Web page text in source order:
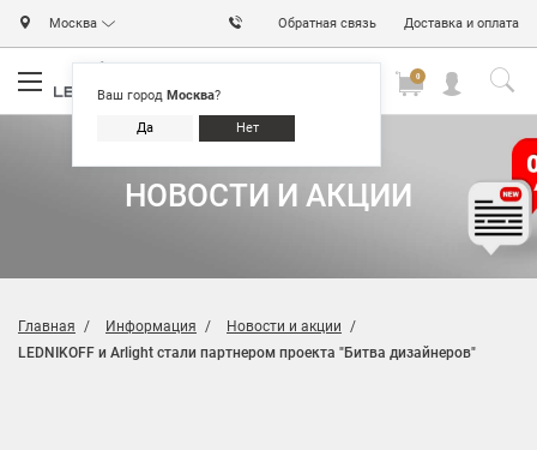
Москва
Ваш город Москва?
Да Нет
Обратная связь Доставка и оплата
0
НОВОСТИ И АКЦИИ
Главная Информация
Новости и акции
LEDNIKOFF и Arlight стали партнером проекта "Битва дизайнеров"